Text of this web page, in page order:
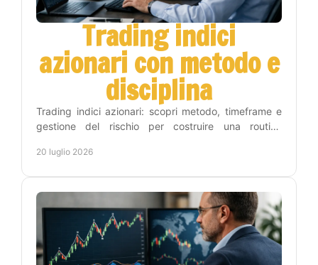
Trading indici
azionari con metodo e
disciplina
Trading indici azionari: scopri metodo, timeframe e
gestione del rischio per costruire una routine
20 luglio 2026